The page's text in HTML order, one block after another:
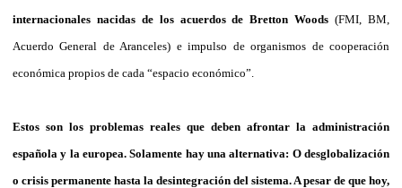
internacionales nacidas de los acuerdos de Bretton Woods (FMI, BM,
Acuerdo General de Aranceles) e impulso de organismos de cooperación
económica propios de cada “espacio económico”.
Estos son los problemas reales que deben afrontar la administración
española y la europea. Solamente hay una alternativa: O desglobalización
o crisis permanente hasta la desintegración del sistema. A pesar de que hoy,